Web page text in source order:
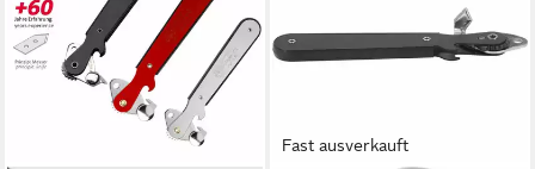
Fast ausverkauft